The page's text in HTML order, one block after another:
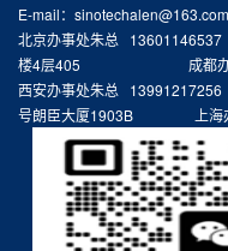
E-mail：sinotechalen@163.com
北京办事处朱总
楼4层405 成都办事处
西安办事处朱总 13991217256
号朗臣大厦1903B 上海办